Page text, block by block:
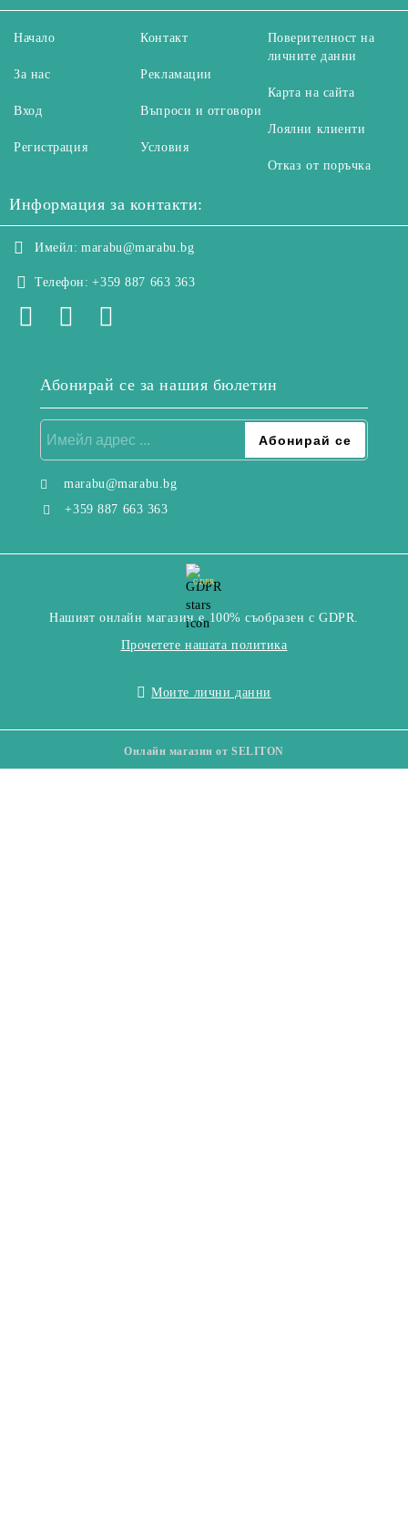
Начало
За нас
Вход
Регистрация
Контакт
Рекламации
Въпроси и отговори
Условия
Поверителност на
личните данни
Карта на сайта
Лоялни клиенти
Отказ от поръчка
Информация за контакти:
Имейл: marabu@marabu.bg
Телефон: +359 887 663 363
Абонирай се за нашия бюлетин
marabu@marabu.bg
+359 887 663 363
GDPR
Нашият онлайн магазин е 100% съобразен с GDPR.
Прочетете нашата политика
Моите лични данни
Онлайн магазин от SELITON